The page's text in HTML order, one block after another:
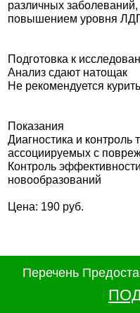
различных
повышением уровня
Подготовка к
Анализ сдают натощак
Не рекомендуется
Показания
Диагностика и контроль
ассоциируемых с
Контроль
новообразований
Цена: 190 руб.
Перечень